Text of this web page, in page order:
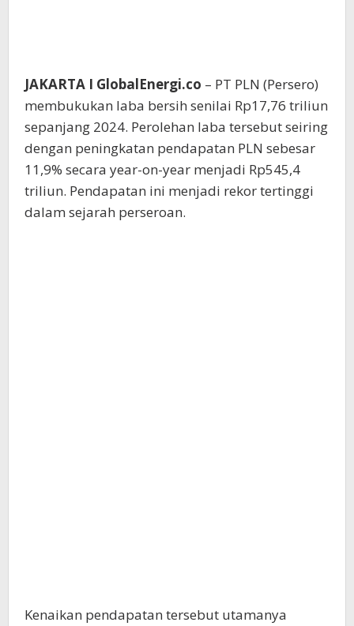
JAKARTA I GlobalEnergi.co – PT PLN (Persero)
membukukan laba bersih senilai Rp17,76 triliun
sepanjang 2024. Perolehan laba tersebut seiring
dengan peningkatan pendapatan PLN sebesar
11,9% secara year-on-year menjadi Rp545,4
triliun. Pendapatan ini menjadi rekor tertinggi
dalam sejarah perseroan.
Kenaikan pendapatan tersebut utamanya